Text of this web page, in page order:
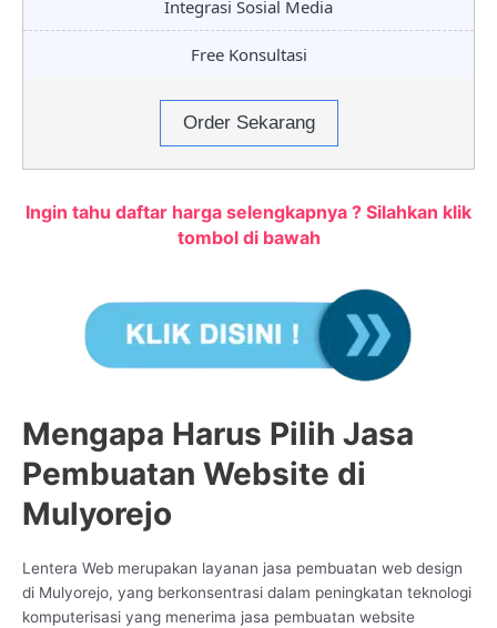
Integrasi Sosial Media
Free Konsultasi
Order Sekarang
Ingin tahu daftar harga selengkapnya ? Silahkan klik
tombol di bawah
Mengapa Harus Pilih Jasa
Pembuatan Website di
Mulyorejo
Lentera Web merupakan layanan jasa pembuatan web design
di Mulyorejo, yang berkonsentrasi dalam peningkatan teknologi
komputerisasi yang menerima jasa pembuatan website